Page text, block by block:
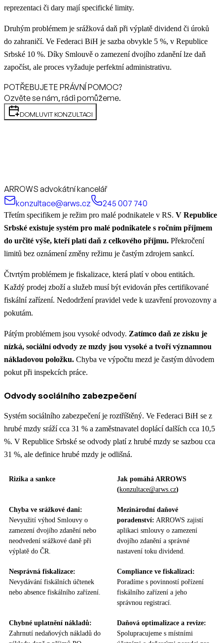
reprezentaci či dary mají specifické limity.
Druhým problémem je srážková daň při výplatě dividend či úroků
do zahraničí. Ve Federaci BiH je sazba obvykle 5 %, v Republice
Srbské 10 %. Díky Smlouvě o zamezení dvojího zdanění lze daň
započíst, ale proces vyžaduje perfektní administrativu.
POTŘEBUJETE PRÁVNÍ POMOC?
Ozvěte se nám, rádi pomůžeme.
DOMLUVIT KONZULTACI
ARROWS advokátní kancelář
konzultace@arws.cz
245 007 740
Třetím specifikem je režim pro malé podnikatele v RS. V Republice
Srbské existuje systém pro malé podnikatele s ročním příjmem
do určité výše, kteří platí daň z celkového příjmu. Překročení
limitů bez oznámení změny režimu je častým zdrojem sankcí.
Čtvrtým problémem je fiskalizace, která platí v obou entitách.
Každý prodej zboží a služeb musí být evidován přes certifikované
fiskální zařízení. Nedodržení pravidel vede k uzavření provozovny a
pokutám.
Pátým problémem jsou vysoké odvody. Zatímco daň ze zisku je
nízká, sociální odvody ze mzdy jsou vysoké a tvoří významnou
nákladovou položku. Chyba ve výpočtu mezd je častým důvodem
pokut při inspekcích práce.
Odvody sociálního zabezpečení
Systém sociálního zabezpečení je roztříštěný. Ve Federaci BiH se z
hrubé mzdy sráží cca 31 % a zaměstnavatel doplácí dalších cca 10,5
%. V Republice Srbské se odvody platí z hrubé mzdy se sazbou cca
31 %, ale definice hrubé mzdy je odlišná.
Rizika a sankce
Jak pomáhá ARROWS
(konzultace@arws.cz)
Chyba ve srážkové dani:
Nevyužití výhod Smlouvy o
zamezení dvojího zdanění nebo
neodvedení srážkové daně při
výplatě do ČR.
Mezinárodní daňové
poradenství: ARROWS zajistí
aplikaci smlouvy o zamezení
dvojího zdanění a správné
nastavení toku dividend.
Nesprávná fiskalizace:
Nevydávání fiskálních účtenek
nebo absence fiskálního zařízení.
Compliance ve fiskalizaci:
Poradíme s povinností pořízení
fiskálního zařízení a jeho
správnou registrací.
Chybné uplatnění nákladů:
Zahrnutí nedaňových nákladů do
Daňová optimalizace a revize:
Spolupracujeme s místními